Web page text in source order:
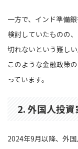
一方で、インド準備
検討していたものの
切れないという難し
このような金融政策
っています。
2. 外国人投
2024年9月以降、外